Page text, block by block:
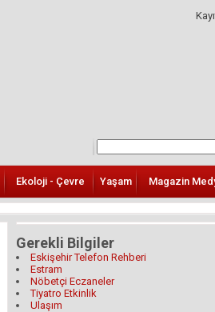
Ekoloji - Çevre Yaşam Magazin
Gerekli Bilgiler
Eskişehir Telefon Rehberi
Estram
Nöbetçi Eczaneler
Tiyatro Etkinlik
Ulaşım